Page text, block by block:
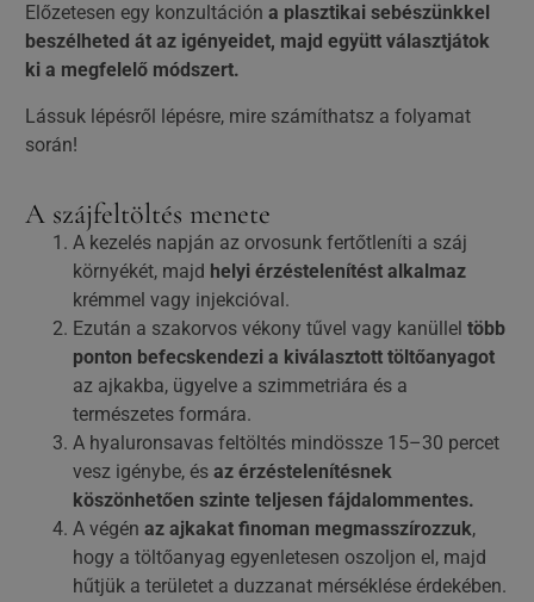
Előzetesen egy konzultáción a plasztikai sebészünkkel
beszélheted át az igényeidet, majd együtt választjátok
ki a megfelelő módszert.
Lássuk lépésről lépésre, mire számíthatsz a folyamat
során!
A szájfeltöltés menete
A kezelés napján az orvosunk fertőtleníti a száj
környékét, majd helyi érzéstelenítést alkalmaz
krémmel vagy injekcióval.
Ezután a szakorvos vékony tűvel vagy kanüllel több
ponton befecskendezi a kiválasztott töltőanyagot
az ajkakba, ügyelve a szimmetriára és a
természetes formára.
A hyaluronsavas feltöltés mindössze 15–30 percet
vesz igénybe, és az érzéstelenítésnek
köszönhetően szinte teljesen fájdalommentes.
A végén az ajkakat finoman megmasszírozzuk,
hogy a töltőanyag egyenletesen oszoljon el, majd
hűtjük a területet a duzzanat mérséklése érdekében.